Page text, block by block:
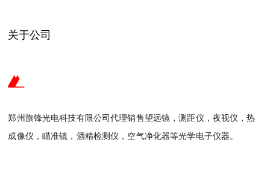
关于公司
郑州旗锋光电科技有限公司代理销售望远镜，测距仪，夜视仪，热
成像仪，瞄准镜，酒精检测仪，空气净化器等光学电子仪器。